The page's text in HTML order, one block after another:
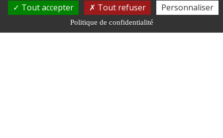
Tout accepter Tout refuser Personnaliser
Politique de confidentialité